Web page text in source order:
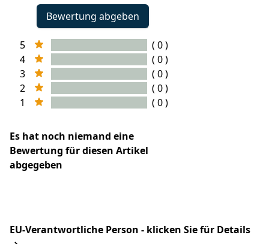
Bewertung abgeben
5
( 0 )
4
( 0 )
3
( 0 )
2
( 0 )
1
( 0 )
Es hat noch niemand eine
Bewertung für diesen Artikel
abgegeben
EU-Verantwortliche Person - klicken Sie für Details